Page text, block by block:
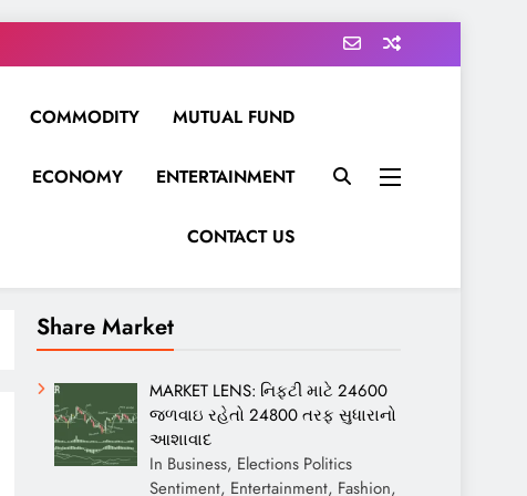
COMMODITY MUTUAL FUND
ECONOMY ENTERTAINMENT
CONTACT US
Share Market
MARKET LENS: નિફ્ટી માટે 24600
જળવાઇ રહેતો 24800 તરફ સુધારાનો
આશાવાદ
In Business, Elections Politics
Sentiment, Entertainment, Fashion,